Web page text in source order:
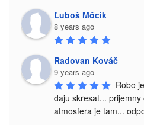
Ľuboš Môcik
8 years ago
Radovan Kováč
9 years ago
Robo
daju skresat...
atmosfera je tam...